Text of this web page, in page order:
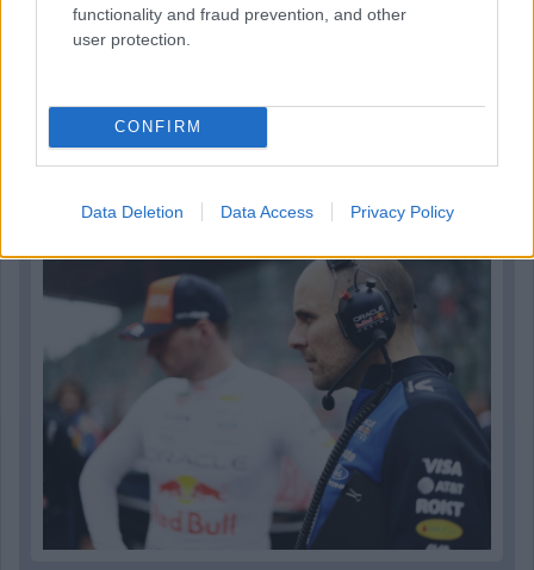
functionality and fraud prevention, and other
user protection.
CONFIRM
Data Deletion Data Access Privacy Policy
1 napja
Bullhoz?